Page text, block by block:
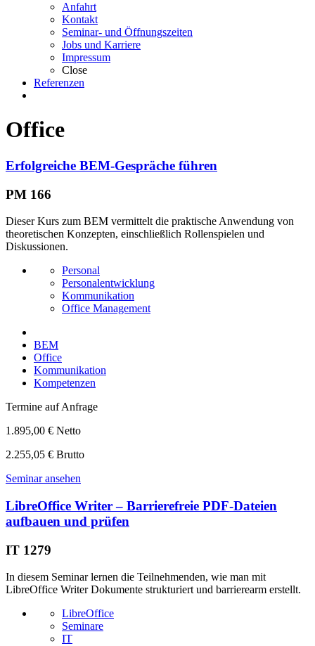
Anfahrt
Kontakt
Seminar- und Öffnungszeiten
Jobs und Karriere
Impressum
Close
Referenzen
Office
Erfolgreiche BEM-Gespräche führen
PM 166
Dieser Kurs zum BEM vermittelt die praktische Anwendung von
theoretischen Konzepten, einschließlich Rollenspielen und
Diskussionen.
Personal
Personalentwicklung
Kommunikation
Office Management
BEM
Office
Kommunikation
Kompetenzen
Termine auf Anfrage
1.895,00 € Netto
2.255,05 € Brutto
Seminar ansehen
LibreOffice Writer – Barrierefreie PDF-Dateien
aufbauen und prüfen
IT 1279
In diesem Seminar lernen die Teilnehmenden, wie man mit
LibreOffice Writer Dokumente strukturiert und barrierearm erstellt.
LibreOffice
Seminare
IT